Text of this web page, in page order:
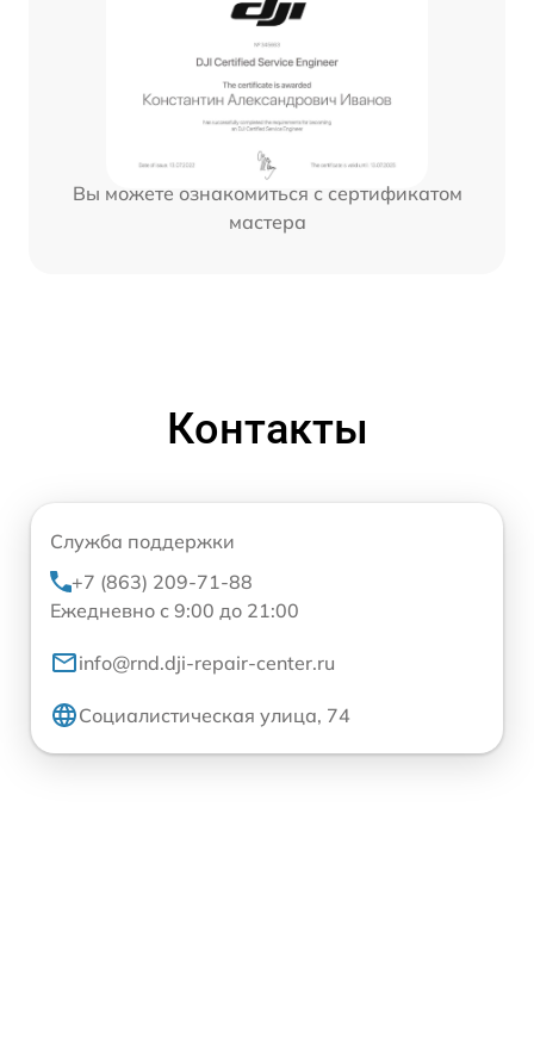
Вы можете ознакомиться с сертификатом
мастера
Контакты
Служба поддержки
+7 (863) 209-71-88
Ежедневно с 9:00 до 21:00
info@rnd.dji-repair-center.ru
Социалистическая улица, 74